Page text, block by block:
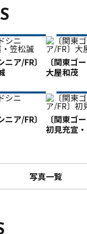
ニア/FR〕
〔関東ゴ
大屋和茂
ニア/FR〕
〔関東ゴ
初見充宣
写真一覧